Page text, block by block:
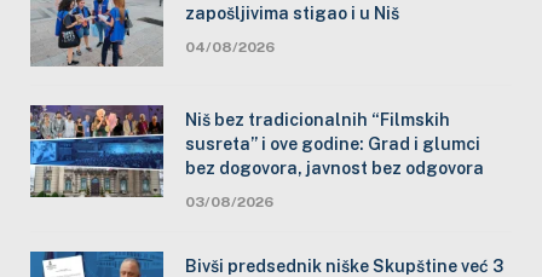
zapošljivima stigao i u Niš
04/08/2026
Niš bez tradicionalnih “Filmskih
susreta” i ove godine: Grad i glumci
bez dogovora, javnost bez odgovora
03/08/2026
Bivši predsednik niške Skupštine već 3